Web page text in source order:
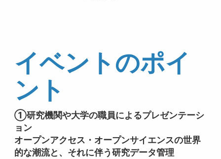
イベントのポイ
ント
①研究機関や大学の職員によるプレゼンテーシ
ョン
オープンアクセス・オープンサイエンスの世界
的な潮流と、それに伴う研究データ管理